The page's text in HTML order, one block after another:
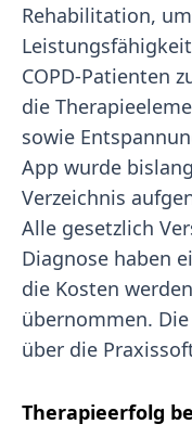
Rehabilitation,
COPD-Patienten
die
sowie
App wurde
Verzeichnis
Alle gesetzlich
Diagnose haben
die Kosten
übernommen.
über die
Therapieerfolg